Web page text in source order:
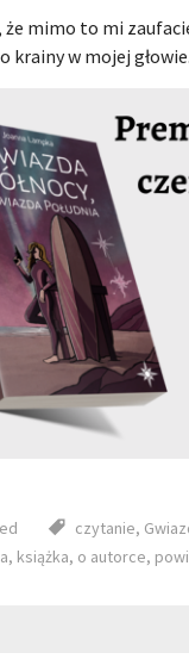
że mimo to mi
krainy w mojej głowie.
czytanie,
, książka, o autorce,